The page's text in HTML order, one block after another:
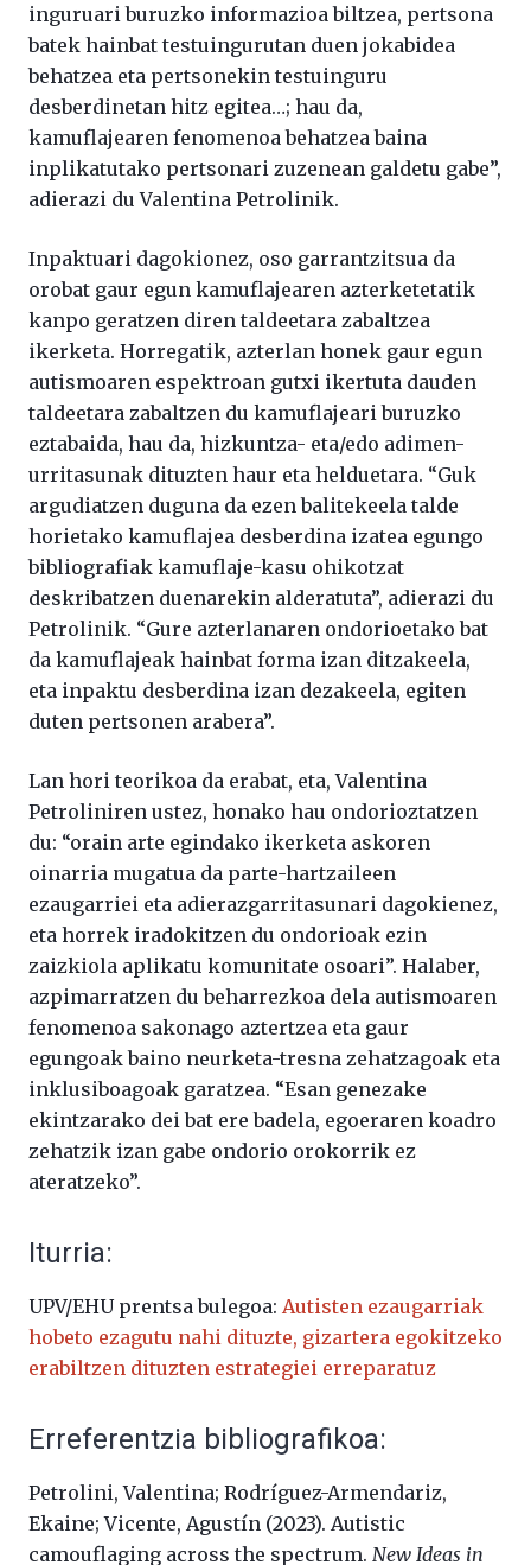
inguruari buruzko informazioa biltzea, pertsona
batek hainbat testuingurutan duen jokabidea
behatzea eta pertsonekin testuinguru
desberdinetan hitz egitea…; hau da,
kamuflajearen fenomenoa behatzea baina
inplikatutako pertsonari zuzenean galdetu gabe”,
adierazi du Valentina Petrolinik.
Inpaktuari dagokionez, oso garrantzitsua da
orobat gaur egun kamuflajearen azterketetatik
kanpo geratzen diren taldeetara zabaltzea
ikerketa. Horregatik, azterlan honek gaur egun
autismoaren espektroan gutxi ikertuta dauden
taldeetara zabaltzen du kamuflajeari buruzko
eztabaida, hau da, hizkuntza- eta/edo adimen-
urritasunak dituzten haur eta helduetara. “Guk
argudiatzen duguna da ezen balitekeela talde
horietako kamuflajea desberdina izatea egungo
bibliografiak kamuflaje-kasu ohikotzat
deskribatzen duenarekin alderatuta”, adierazi du
Petrolinik. “Gure azterlanaren ondorioetako bat
da kamuflajeak hainbat forma izan ditzakeela,
eta inpaktu desberdina izan dezakeela, egiten
duten pertsonen arabera”.
Lan hori teorikoa da erabat, eta, Valentina
Petroliniren ustez, honako hau ondorioztatzen
du: “orain arte egindako ikerketa askoren
oinarria mugatua da parte-hartzaileen
ezaugarriei eta adierazgarritasunari dagokienez,
eta horrek iradokitzen du ondorioak ezin
zaizkiola aplikatu komunitate osoari”. Halaber,
azpimarratzen du beharrezkoa dela autismoaren
fenomenoa sakonago aztertzea eta gaur
egungoak baino neurketa-tresna zehatzagoak eta
inklusiboagoak garatzea. “Esan genezake
ekintzarako dei bat ere badela, egoeraren koadro
zehatzik izan gabe ondorio orokorrik ez
ateratzeko”.
Iturria:
UPV/EHU prentsa bulegoa: Autisten ezaugarriak
hobeto ezagutu nahi dituzte, gizartera egokitzeko
erabiltzen dituzten estrategiei erreparatuz
Erreferentzia bibliografikoa:
Petrolini, Valentina; Rodríguez-Armendariz,
Ekaine; Vicente, Agustín (2023). Autistic
camouflaging across the spectrum. New Ideas in